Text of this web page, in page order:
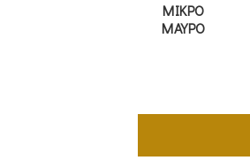
ΜΙΚΡΟ
ΜΑΥΡΟ
Σταυρός
Aλυσίδα